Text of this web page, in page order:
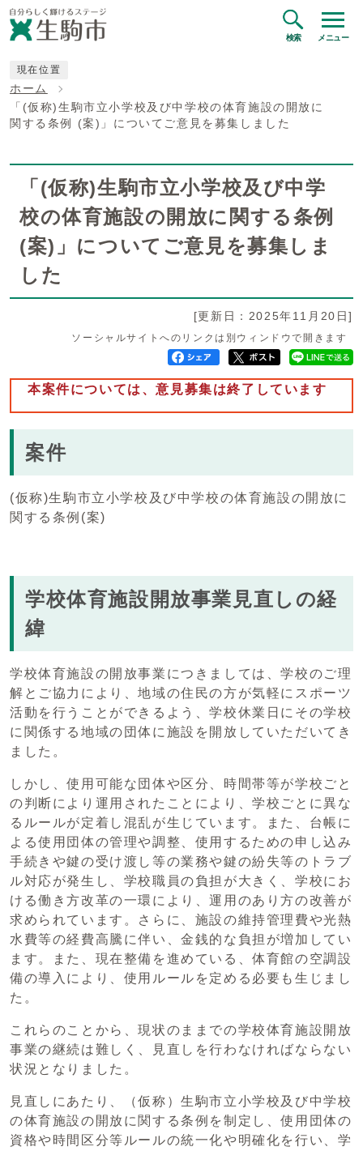
検索 メニュー
現在位置
ホーム
「(仮称)生駒市立小学校及び中学校の体育施設の開放に
関する条例 (案)」についてご意見を募集しました
「(仮称)生駒市立小学校及び中学
校の体育施設の開放に関する条例
(案)」についてご意見を募集しま
した
[更新日：2025年11月20日]
ソーシャルサイトへのリンクは別ウィンドウで開きます
本案件については、意見募集は終了しています
案件
(仮称)生駒市立小学校及び中学校の体育施設の開放に
関する条例(案)
学校体育施設開放事業見直しの経
緯
学校体育施設の開放事業につきましては、学校のご理
解とご協力により、地域の住民の方が気軽にスポーツ
活動を行うことができるよう、学校休業日にその学校
に関係する地域の団体に施設を開放していただいてき
ました。
しかし、使用可能な団体や区分、時間帯等が学校ごと
の判断により運用されたことにより、学校ごとに異な
るルールが定着し混乱が生じています。また、台帳に
よる使用団体の管理や調整、使用するための申し込み
手続きや鍵の受け渡し等の業務や鍵の紛失等のトラブ
ル対応が発生し、学校職員の負担が大きく、学校にお
ける働き方改革の一環により、運用のあり方の改善が
求められています。さらに、施設の維持管理費や光熱
水費等の経費高騰に伴い、金銭的な負担が増加してい
ます。また、現在整備を進めている、体育館の空調設
備の導入により、使用ルールを定める必要も生じまし
た。
これらのことから、現状のままでの学校体育施設開放
事業の継続は難しく、見直しを行わなければならない
状況となりました。
見直しにあたり、（仮称）生駒市立小学校及び中学校
の体育施設の開放に関する条例を制定し、使用団体の
資格や時間区分等ルールの統一化や明確化を行い、学